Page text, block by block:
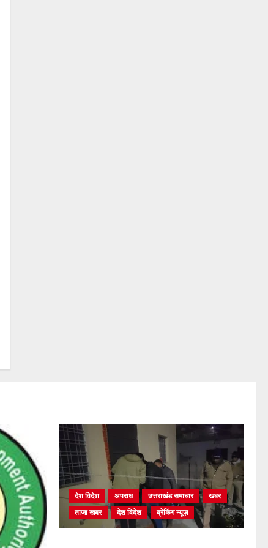
देश विदेश अपराध उत्तराखंड समाचार
खबर
ताजा खबर
देश विदेश ब्रेकिंग न्यूज़